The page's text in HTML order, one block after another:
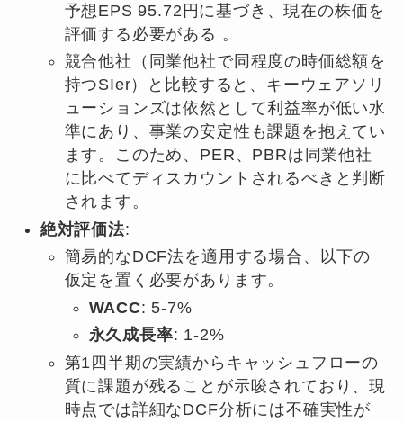
予想EPS 95.72円に基づき、現在の株価を
評価する必要がある 。
競合他社（同業他社で同程度の時価総額を
持つSIer）と比較すると、キーウェアソリ
ューションズは依然として利益率が低い水
準にあり、事業の安定性も課題を抱えてい
ます。このため、PER、PBRは同業他社
に比べてディスカウントされるべきと判断
されます。
絶対評価法:
簡易的なDCF法を適用する場合、以下の
仮定を置く必要があります。
WACC: 5-7%
永久成長率: 1-2%
第1四半期の実績からキャッシュフローの
質に課題が残ることが示唆されており、現
時点では詳細なDCF分析には不確実性が